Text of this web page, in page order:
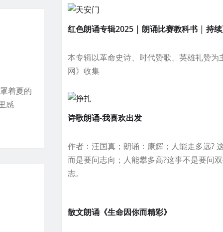
着夏的
感
红色朗诵专辑2025 | 朗诵比赛教科书 | 持
本专辑以革命史诗、时代赞歌、英雄礼赞为
网》收集
诗歌朗诵-我喜欢出发
作者：汪国真；朗诵：康辉；人能走多远?
而是要问志向；人能攀多高?这事不是要问
志。
散文朗诵《生命因你而精彩》